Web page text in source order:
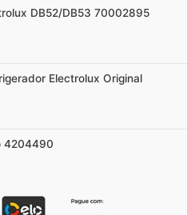
DB52/DB53 70002895
Electrolux Original
4204490